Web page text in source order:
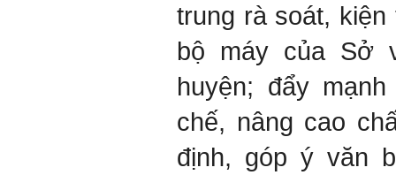
trung rà soát,
bộ máy của Sở
huyện; đẩy
chế, nâng cao
định, góp ý văn